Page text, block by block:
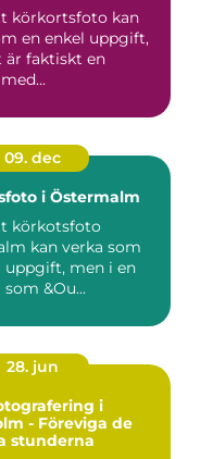
körkortsfoto kan
en enkel uppgift,
är faktiskt en
09. dec
i Östermalm
körkotsfoto
kan verka som
uppgift, men i en
&Ou...
28. jun
i
- Föreviga de
stunderna